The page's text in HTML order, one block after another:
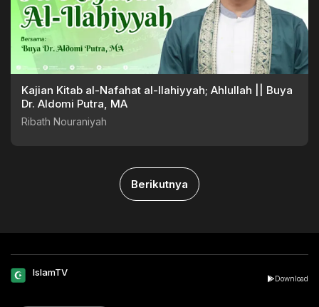
Kajian Kitab al-Nafahat al-Ilahiyyah; Ahlullah || Buya
Dr. Aldomi Putra, MA
Ribath Nouraniyah
Berikutnya
IslamTV
Download